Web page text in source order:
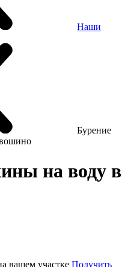
Наши
Бурение
на воду в
вашем участке Получить